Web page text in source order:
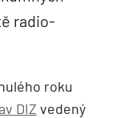
radio-
roku
DIZ vedený